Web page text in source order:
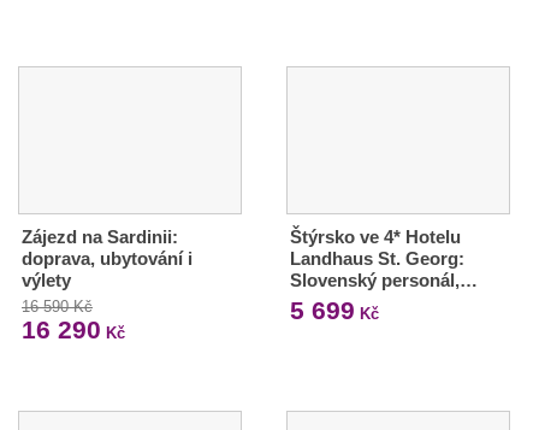
Zájezd na Sardinii:
doprava, ubytování i
výlety
16 590 Kč
16 290 Kč
Štýrsko ve 4* Hotelu
Landhaus St. Georg:
Slovenský personál,…
5 699 Kč